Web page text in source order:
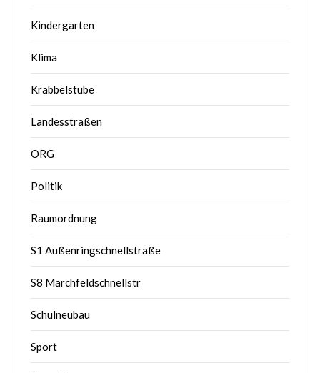
Kindergarten
Klima
Krabbelstube
Landesstraßen
ORG
Politik
Raumordnung
S1 Außenringschnellstraße
S8 Marchfeldschnellstr
Schulneubau
Sport